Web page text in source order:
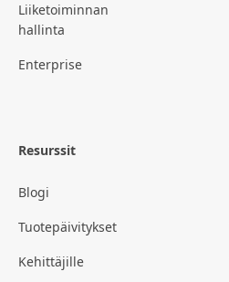
Liiketoiminnan
hallinta
Enterprise
Resurssit
Blogi
Tuotepäivitykset
Kehittäjille